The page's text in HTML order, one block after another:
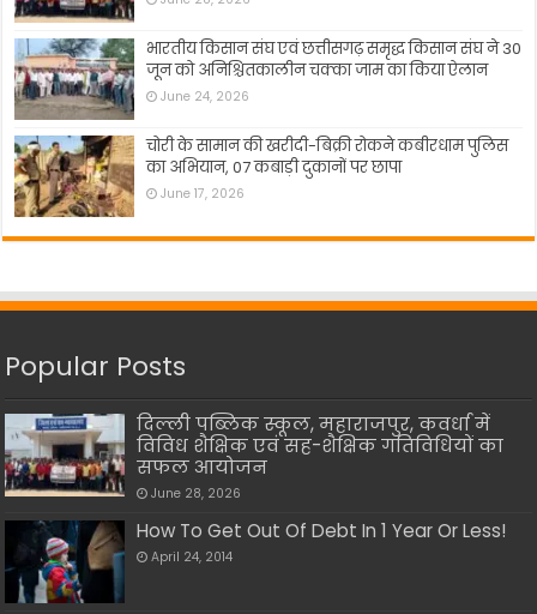
भारतीय किसान संघ एवं छत्तीसगढ़ समृद्ध किसान संघ ने 30
जून को अनिश्चितकालीन चक्का जाम का किया ऐलान
June 24, 2026
चोरी के सामान की खरीदी-बिक्री रोकने कबीरधाम पुलिस
का अभियान, 07 कबाड़ी दुकानों पर छापा
June 17, 2026
Popular Posts
दिल्ली पब्लिक स्कूल, महाराजपुर, कवर्धा में
विविध शैक्षिक एवं सह-शैक्षिक गतिविधियों का
सफल आयोजन
June 28, 2026
How To Get Out Of Debt In 1 Year Or Less!
April 24, 2014